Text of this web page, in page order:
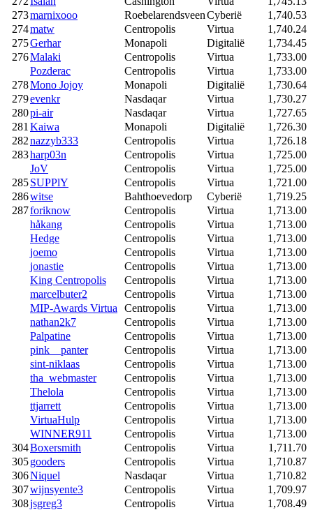
273marnixooo RoebelarendsveenCyberië
1,740.53
274matw Centropolis Virtua
1,740.24
275Gerhar Monapoli Digitalië
1,734.45
276Malaki Centropolis Virtua
1,733.00
Pozderac
Centropolis Virtua
1,733.00
278Mono Jojoy Monapoli Digitalië
1,730.64
279evenkr Nasdaqar Virtua
1,730.27
280pi-air Nasdaqar Virtua
1,727.65
281 Kaiwa Monapoli Digitalië
1,726.30
282nazzyb333 Centropolis Virtua
1,726.18
283harp03n Centropolis Virtua
1,725.00
JoV
Centropolis Virtua
1,725.00
285SUPPlY Centropolis Virtua
1,721.00
286witse Bahthoevedorp Cyberië
1,719.25
287foriknow Centropolis Virtua
1,713.00
håkang
Centropolis Virtua
1,713.00
Hedge
Centropolis Virtua
1,713.00
joemo
Centropolis Virtua
1,713.00
jonastie
Centropolis Virtua
1,713.00
King Centropolis
Centropolis Virtua
1,713.00
marcelbuter2
Centropolis Virtua
1,713.00
MIP-Awards Virtua
Centropolis Virtua
1,713.00
nathan2k7
Centropolis Virtua
1,713.00
Palpatine
Centropolis Virtua
1,713.00
pink__panter
Centropolis Virtua
1,713.00
sint-niklaas
Centropolis Virtua
1,713.00
tha_webmaster
Centropolis Virtua
1,713.00
Thelola
Centropolis Virtua
1,713.00
ttjarrett
Centropolis Virtua
1,713.00
VirtuaHulp
Centropolis Virtua
1,713.00
WINNER911
Centropolis Virtua
1,713.00
304Boxersmith Centropolis Virtua
1,711.70
305gooders Centropolis Virtua
1,710.87
306Niquel Nasdaqar Virtua
1,710.82
307wijnsyente3 Centropolis Virtua
1,709.97
308jsgreg3 Centropolis Virtua
1,708.49